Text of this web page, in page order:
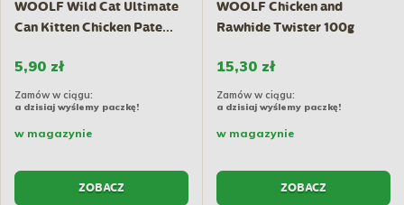
WOOLF Wild Cat Ultimate
Can Kitten Chicken Pate...
5,90 zł
Zamów w ciągu:
a dzisiaj wyślemy paczkę!
w magazynie
ZOBACZ
WOOLF Chicken and
Rawhide Twister 100g
15,30 zł
Zamów w ciągu:
a dzisiaj wyślemy paczkę!
w magazynie
ZOBACZ